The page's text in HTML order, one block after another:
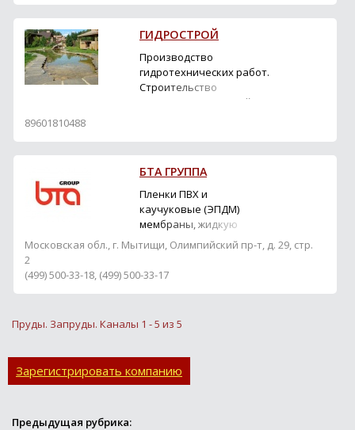
ГИДРОСТРОЙ
Производство
гидротехнических работ.
Строительство
водоемов, акваторий и
осушение водоемов и
котлованов насосами.
Производство
дноуглубительных
работ. Заказать очистку
пруда, углубление прич...
89601810488
БТА ГРУППА
Пленки ПВХ и
каучуковые (ЭПДМ)
мембраны, жидкую
гидроизоляцию,
кокосовое и
геотекстильное полотно,
сельскохозяйственных
Московская обл., г. Мытищи, Олимпийский пр-т, д. 29, стр.
2
(499) 500-33-18, (499) 500-33-17
Пруды. Запруды. Каналы 1 - 5 из 5
Зарегистрировать компанию
Предыдущая рубрика: